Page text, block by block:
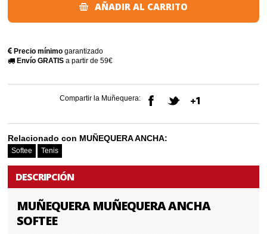
AÑADIR AL CARRITO
Precio mínimo garantizado
Envío GRATIS a partir de 59€
Compartir la Muñequera:
Relacionado con MUÑEQUERA ANCHA:
Softee Tenis
DESCRIPCIÓN
MUÑEQUERA MUÑEQUERA ANCHA
SOFTEE